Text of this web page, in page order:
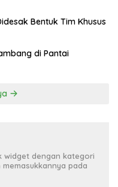
Bentuk Tim Khusus
di Pantai
widget dengan kategori
pada